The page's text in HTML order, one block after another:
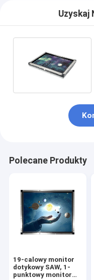
Uzyskaj
Polecane Produkty
19-calowy monitor
dotykowy SAW, 1-
punktowy monitor